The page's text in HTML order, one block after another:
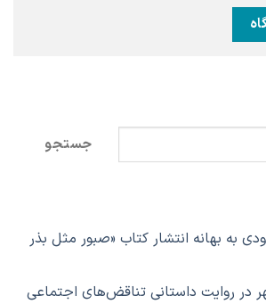
جستجو
به بهانه انتشار کتاب «صبور مثل بذر
در روایت داستانی تناقض‌های اجتماعی